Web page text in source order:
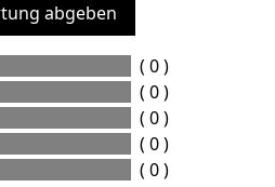
abgeben
( 0 )
( 0 )
( 0 )
( 0 )
( 0 )